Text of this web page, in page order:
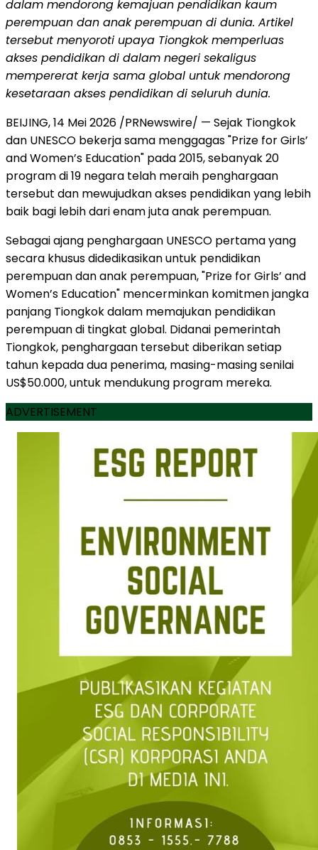
dalam mendorong kemajuan pendidikan kaum
perempuan dan anak perempuan di dunia. Artikel
tersebut menyoroti upaya Tiongkok memperluas
akses pendidikan di dalam negeri sekaligus
mempererat kerja sama global untuk mendorong
kesetaraan akses pendidikan di seluruh dunia.
BEIJING, 14 Mei 2026 /PRNewswire/ — Sejak Tiongkok
dan UNESCO bekerja sama menggagas "Prize for Girls’
and Women’s Education" pada 2015, sebanyak 20
program di 19 negara telah meraih penghargaan
tersebut dan mewujudkan akses pendidikan yang lebih
baik bagi lebih dari enam juta anak perempuan.
Sebagai ajang penghargaan UNESCO pertama yang
secara khusus didedikasikan untuk pendidikan
perempuan dan anak perempuan, "Prize for Girls’ and
Women’s Education" mencerminkan komitmen jangka
panjang Tiongkok dalam memajukan pendidikan
perempuan di tingkat global. Didanai pemerintah
Tiongkok, penghargaan tersebut diberikan setiap
tahun kepada dua penerima, masing-masing senilai
US$50.000, untuk mendukung program mereka.
ADVERTISEMENT